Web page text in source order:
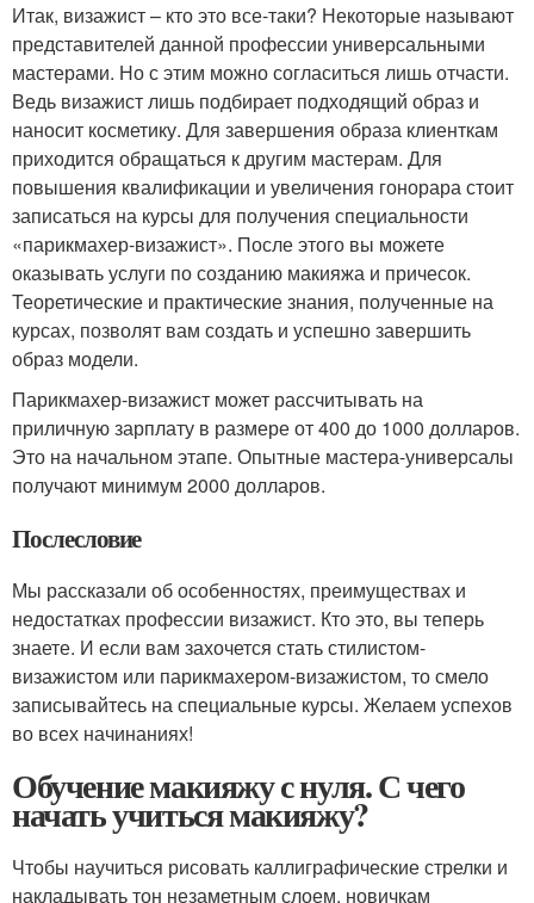
Итак, визажист – кто это все-таки? Некоторые называют
представителей данной профессии универсальными
мастерами. Но с этим можно согласиться лишь отчасти.
Ведь визажист лишь подбирает подходящий образ и
наносит косметику. Для завершения образа клиенткам
приходится обращаться к другим мастерам. Для
повышения квалификации и увеличения гонорара стоит
записаться на курсы для получения специальности
«парикмахер-визажист». После этого вы можете
оказывать услуги по созданию макияжа и причесок.
Теоретические и практические знания, полученные на
курсах, позволят вам создать и успешно завершить
образ модели.
Парикмахер-визажист может рассчитывать на
приличную зарплату в размере от 400 до 1000 долларов.
Это на начальном этапе. Опытные мастера-универсалы
получают минимум 2000 долларов.
Послесловие
Мы рассказали об особенностях, преимуществах и
недостатках профессии визажист. Кто это, вы теперь
знаете. И если вам захочется стать стилистом-
визажистом или парикмахером-визажистом, то смело
записывайтесь на специальные курсы. Желаем успехов
во всех начинаниях!
Обучение макияжу с нуля. С чего
начать учиться макияжу?
Чтобы научиться рисовать каллиграфические стрелки и
накладывать тон незаметным слоем, новичкам